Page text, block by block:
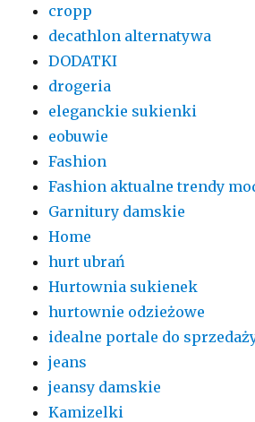
cropp
decathlon alternatywa
DODATKI
drogeria
eleganckie sukienki
eobuwie
Fashion
Fashion aktualne trendy
Garnitury damskie
Home
hurt ubrań
Hurtownia sukienek
hurtownie odzieżowe
idealne portale do
jeans
jeansy damskie
Kamizelki